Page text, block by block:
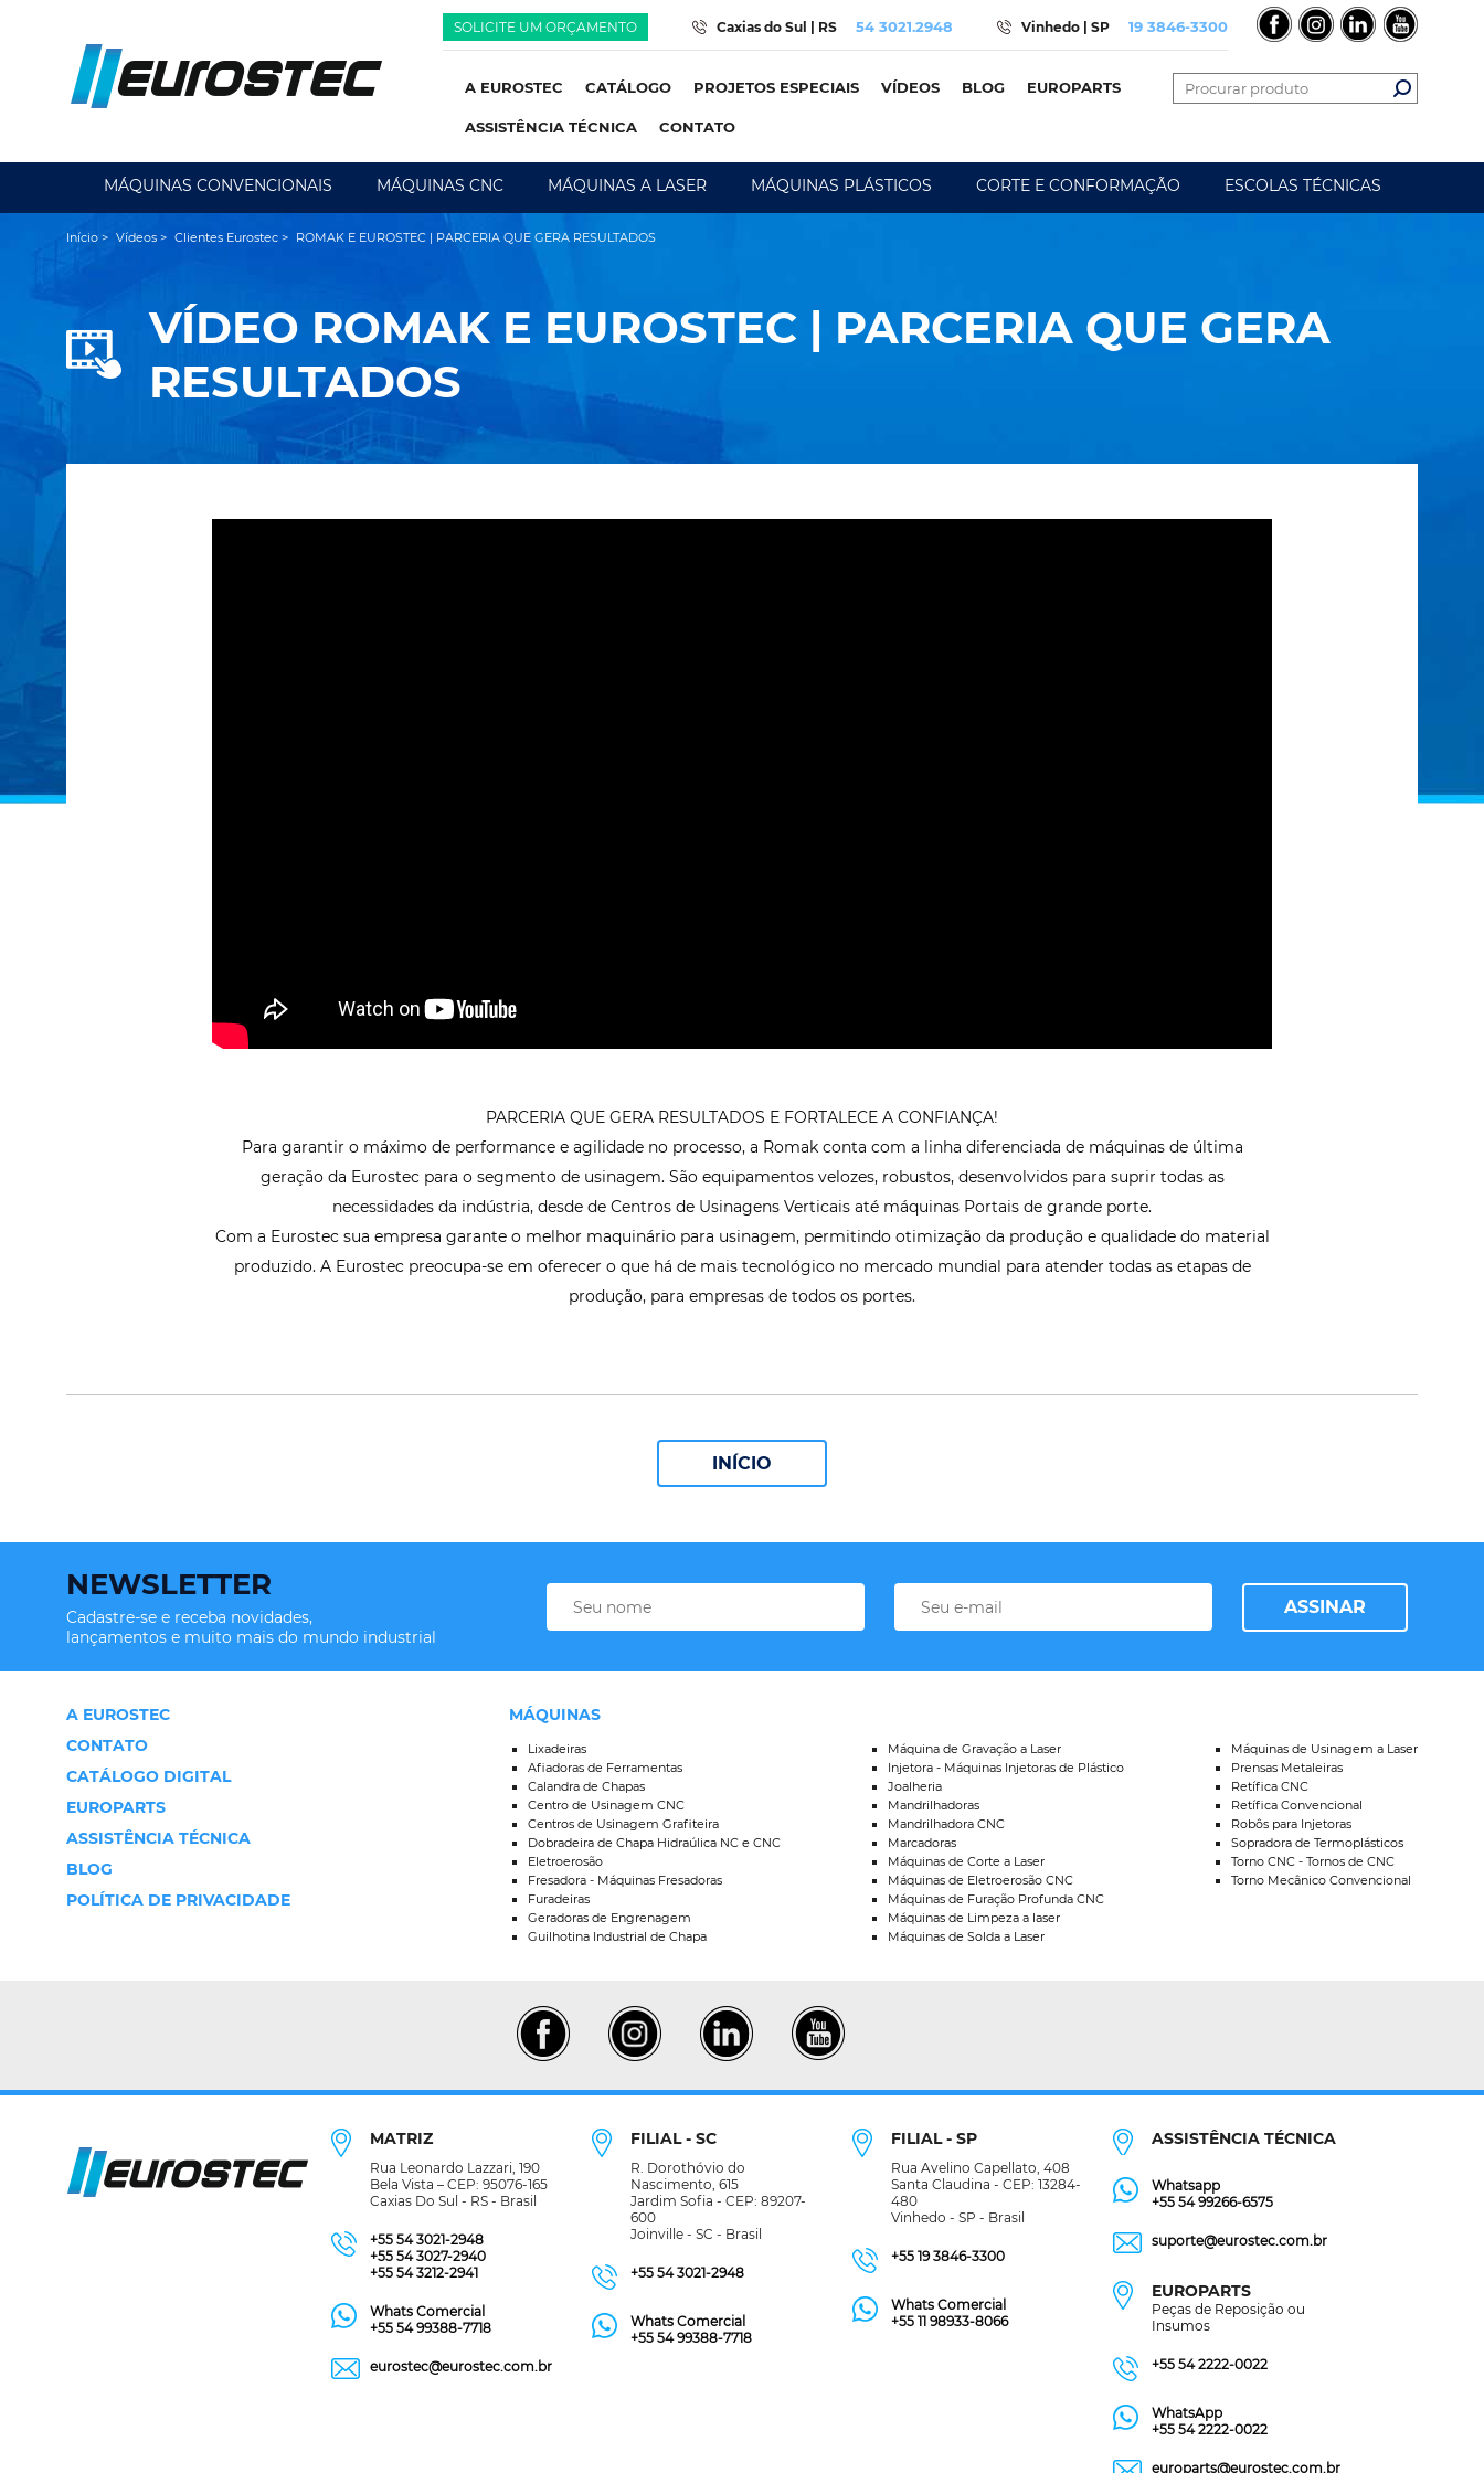
SOLICITE UM ORÇAMENTO Caxias do Sul | RS 54 3021.2948 Vinhedo | SP 19 3846-3300
A EUROSTEC CATÁLOGO PROJETOS ESPECIAIS VÍDEOS BLOG EUROPARTS
ASSISTÊNCIA TÉCNICA CONTATO
MÁQUINAS CONVENCIONAIS MÁQUINAS CNC MÁQUINAS A LASER MÁQUINAS PLÁSTICOS CORTE E CONFORMAÇÃO ESCOLAS TÉCNICAS
Início > Vídeos > Clientes Eurostec > ROMAK E EUROSTEC | PARCERIA QUE GERA RESULTADOS
VÍDEO ROMAK E EUROSTEC | PARCERIA QUE GERA
RESULTADOS
PARCERIA QUE GERA RESULTADOS E FORTALECE A CONFIANÇA!
Para garantir o máximo de performance e agilidade no processo, a Romak conta com a linha diferenciada de máquinas de última
geração da Eurostec para o segmento de usinagem. São equipamentos velozes, robustos, desenvolvidos para suprir todas as
necessidades da indústria, desde de Centros de Usinagens Verticais até máquinas Portais de grande porte.
Com a Eurostec sua empresa garante o melhor maquinário para usinagem, permitindo otimização da produção e qualidade do material
produzido. A Eurostec preocupa-se em oferecer o que há de mais tecnológico no mercado mundial para atender todas as etapas de
produção, para empresas de todos os portes.
INÍCIO
NEWSLETTER
Cadastre-se e receba novidades,
lançamentos e muito mais do mundo industrial
ASSINAR
A EUROSTEC
CONTATO
CATÁLOGO DIGITAL
EUROPARTS
ASSISTÊNCIA TÉCNICA
BLOG
POLÍTICA DE PRIVACIDADE
MÁQUINAS
Lixadeiras
Afiadoras de Ferramentas
Calandra de Chapas
Centro de Usinagem CNC
Centros de Usinagem Grafiteira
Dobradeira de Chapa Hidraúlica NC e CNC
Eletroerosão
Fresadora - Máquinas Fresadoras
Furadeiras
Geradoras de Engrenagem
Guilhotina Industrial de Chapa
Máquina de Gravação a Laser
Injetora - Máquinas Injetoras de Plástico
Joalheria
Mandrilhadoras
Mandrilhadora CNC
Marcadoras
Máquinas de Corte a Laser
Máquinas de Eletroerosão CNC
Máquinas de Furação Profunda CNC
Máquinas de Limpeza a laser
Máquinas de Solda a Laser
Máquinas de Usinagem a Laser
Prensas Metaleiras
Retífica CNC
Retífica Convencional
Robôs para Injetoras
Sopradora de Termoplásticos
Torno CNC - Tornos de CNC
Torno Mecânico Convencional
MATRIZ
Rua Leonardo Lazzari, 190
Bela Vista – CEP: 95076-165
Caxias Do Sul - RS - Brasil
+55 54 3021-2948
+55 54 3027-2940
+55 54 3212-2941
Whats Comercial
+55 54 99388-7718
eurostec@eurostec.com.br
FILIAL - SC
R. Dorothóvio do
Nascimento, 615
Jardim Sofia - CEP: 89207-
600
Joinville - SC - Brasil
+55 54 3021-2948
Whats Comercial
+55 54 99388-7718
FILIAL - SP
Rua Avelino Capellato, 408
Santa Claudina - CEP: 13284-
480
Vinhedo - SP - Brasil
+55 19 3846-3300
Whats Comercial
+55 11 98933-8066
ASSISTÊNCIA TÉCNICA
Whatsapp
+55 54 99266-6575
suporte@eurostec.com.br
EUROPARTS
Peças de Reposição ou
Insumos
+55 54 2222-0022
WhatsApp
+55 54 2222-0022
europarts@eurostec.com.br